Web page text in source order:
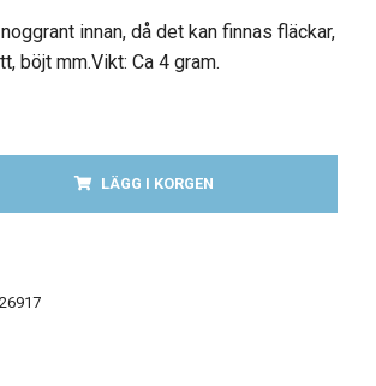
innan, då det kan finnas fläckar,
böjt mm.Vikt: Ca 4 gram.
LÄGG I KORGEN